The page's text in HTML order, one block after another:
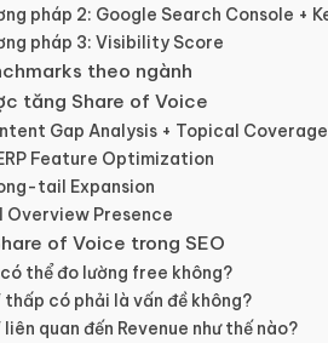
pháp 2: Google Search Console +
pháp 3: Visibility Score
theo ngành
tăng Share of Voice
Gap Analysis + Topical Coverage
Feature Optimization
tail Expansion
Overview Presence
of Voice trong SEO
thể đo lường free không?
thấp có phải là vấn đề không?
liên quan đến Revenue như thế nào?